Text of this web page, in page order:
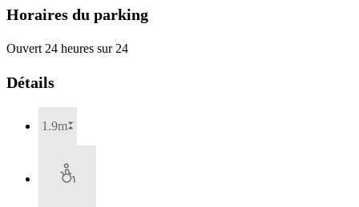
Horaires du parking
Ouvert 24 heures sur 24
Détails
1.9m